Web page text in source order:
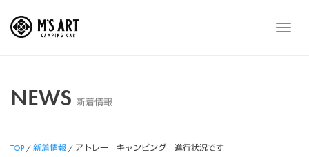
メ
NEWS 新着情報
TOP/新着情報 / アトレー キャンピング 進行状況です